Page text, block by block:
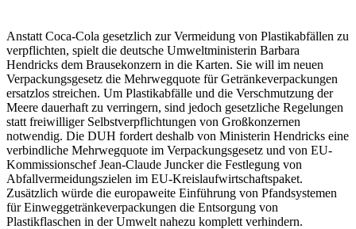
Anstatt Coca-Cola gesetzlich zur Vermeidung von Plastikabfällen zu
verpflichten, spielt die deutsche Umweltministerin Barbara
Hendricks dem Brausekonzern in die Karten. Sie will im neuen
Verpackungsgesetz die Mehrwegquote für Getränkeverpackungen
ersatzlos streichen. Um Plastikabfälle und die Verschmutzung der
Meere dauerhaft zu verringern, sind jedoch gesetzliche Regelungen
statt freiwilliger Selbstverpflichtungen von Großkonzernen
notwendig. Die DUH fordert deshalb von Ministerin Hendricks eine
verbindliche Mehrwegquote im Verpackungsgesetz und von EU-
Kommissionschef Jean-Claude Juncker die Festlegung von
Abfallvermeidungszielen im EU-Kreislaufwirtschaftspaket.
Zusätzlich würde die europaweite Einführung von Pfandsystemen
für Einweggetränkeverpackungen die Entsorgung von
Plastikflaschen in der Umwelt nahezu komplett verhindern.